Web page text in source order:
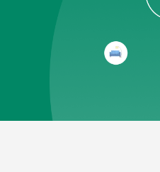
Banca Seguro
Asistencias
Autoexpedible de Vida
Plan de Protección